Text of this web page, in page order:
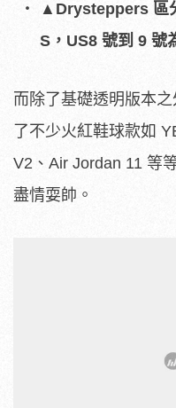
▲ Drysteppers 區
S，US8 號到 9 號
而除了基礎透明版本
了不少火紅鞋球款如
V2、Air Jordan 11 等
盡情耍帥。